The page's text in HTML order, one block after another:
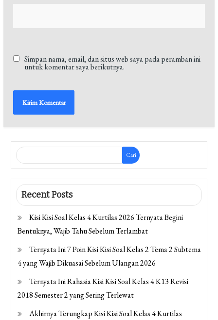
Simpan nama, email, dan situs web saya pada peramban ini
untuk komentar saya berikutnya.
Cari
Recent Posts
Kisi Kisi Soal Kelas 4 Kurtilas 2026 Ternyata Begini
Bentuknya, Wajib Tahu Sebelum Terlambat
Ternyata Ini 7 Poin Kisi Kisi Soal Kelas 2 Tema 2 Subtema
4 yang Wajib Dikuasai Sebelum Ulangan 2026
Ternyata Ini Rahasia Kisi Kisi Soal Kelas 4 K13 Revisi
2018 Semester 2 yang Sering Terlewat
Akhirnya Terungkap Kisi Kisi Soal Kelas 4 Kurtilas